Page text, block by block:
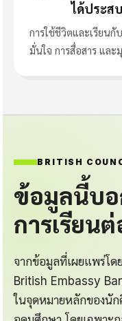
ได้ประส
การใช้ชีวิตและเรียน
มั่นใจ การสื่อสาร แล
BRITISH
ข้อมูลนี้บอ
การเรียน
จากข้อมูลที่เผยแพร่โ
British Embassy
ในจุดหมายหลักของนัก